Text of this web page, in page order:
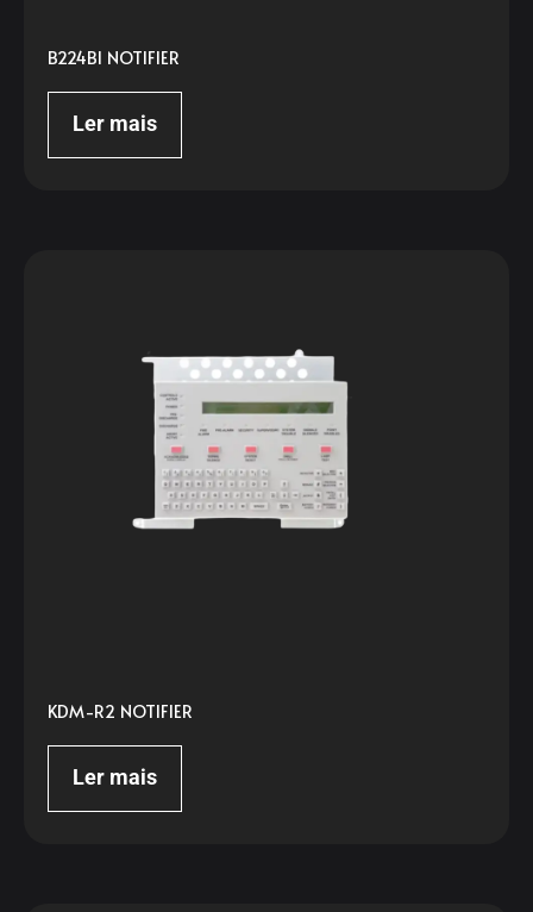
B224BI NOTIFIER
Ler mais
KDM-R2 NOTIFIER
Ler mais